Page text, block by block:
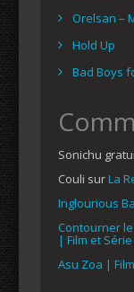
Orelsan –
Hold Up
Bad Boys
Sonichu
Couli surLa
Inglourious
Contourner
| Film et Série
Asu Zoa |